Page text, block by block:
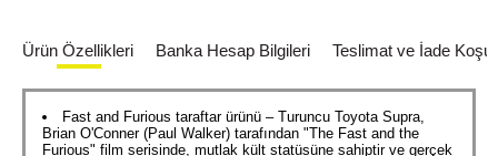
Ürün Özellikleri Banka Hesap Bilgileri Teslimat ve İade
Fast and Furious taraftar ürünü – Turuncu Toyota Supra,
Brian O'Conner (Paul Walker) tarafından "The Fast and the
Furious" film serisinde, mutlak kült statüsüne sahiptir ve gerçek